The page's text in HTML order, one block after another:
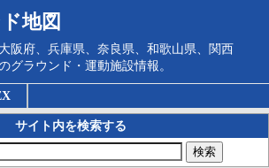
地図
阪府、兵庫県、奈良県、和歌山県、関西
グラウンド・運動施設情報。
サイト内を検索する